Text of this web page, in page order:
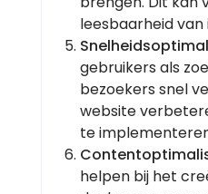
leesbaarheid
gebruikers als
bezoekers snel
website
te
helpen bij het